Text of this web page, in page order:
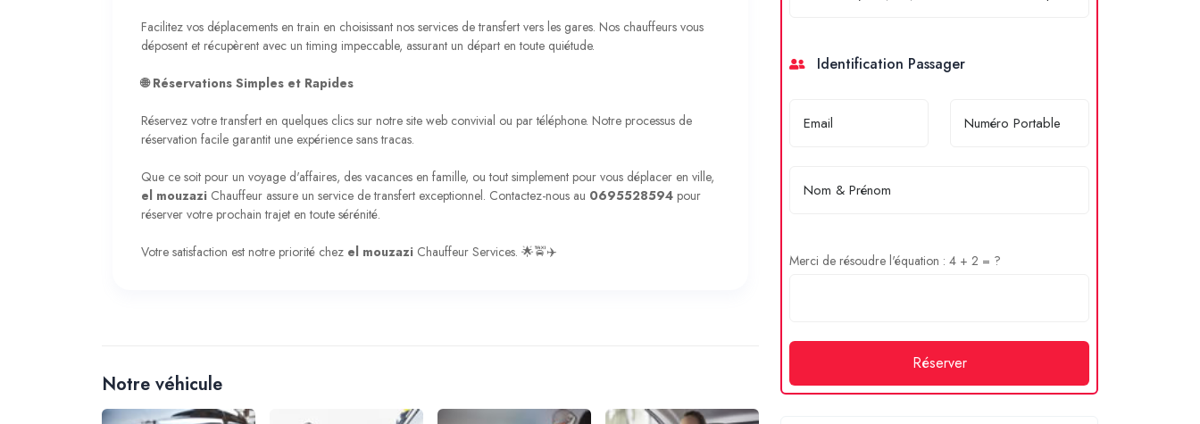
Facilitez vos déplacements en train en choisissant nos services de transfert vers les gares. Nos chauffeurs vous
déposent et récupèrent avec un timing impeccable, assurant un départ en toute quiétude.
🌐 Réservations Simples et Rapides
Réservez votre transfert en quelques clics sur notre site web convivial ou par téléphone. Notre processus de
réservation facile garantit une expérience sans tracas.
Que ce soit pour un voyage d'affaires, des vacances en famille, ou tout simplement pour vous déplacer en ville,
el mouzazi Chauffeur assure un service de transfert exceptionnel. Contactez-nous au 0695528594 pour
réserver votre prochain trajet en toute sérénité.
Votre satisfaction est notre priorité chez el mouzazi Chauffeur Services. 🌟🚖✈️
Notre véhicule
Identification Passager
Merci de résoudre l'équation : 4 + 2 = ?
Réserver